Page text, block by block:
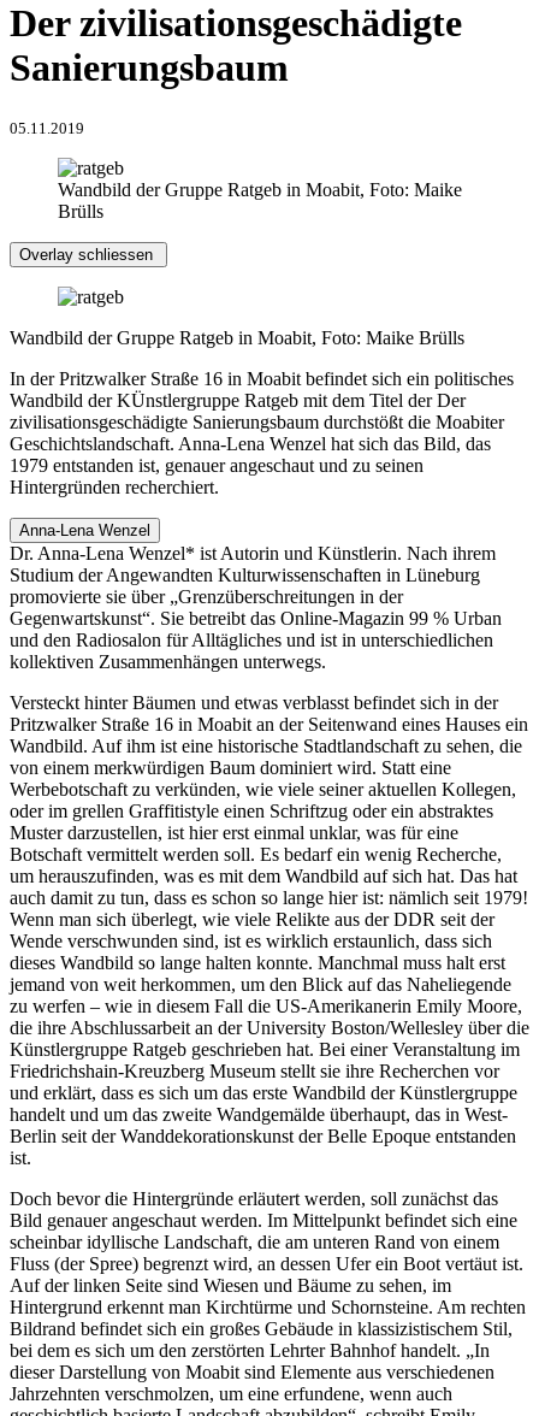
Der zivilisationsgeschädigte
Sanierungsbaum
05.11.2019
Wandbild der Gruppe Ratgeb in Moabit, Foto: Maike
Brülls
Overlay schliessen
Wandbild der Gruppe Ratgeb in Moabit, Foto: Maike Brülls
In der Pritzwalker Straße 16 in Moabit befindet sich ein politisches
Wandbild der KÜnstlergruppe Ratgeb mit dem Titel der Der
zivilisationsgeschädigte Sanierungsbaum durchstößt die Moabiter
Geschichtslandschaft. Anna-Lena Wenzel hat sich das Bild, das
1979 entstanden ist, genauer angeschaut und zu seinen
Hintergründen recherchiert.
Anna-Lena Wenzel
Dr. Anna-Lena Wenzel* ist Autorin und Künstlerin. Nach ihrem
Studium der Angewandten Kulturwissenschaften in Lüneburg
promovierte sie über „Grenzüberschreitungen in der
Gegenwartskunst“. Sie betreibt das Online-Magazin 99 % Urban
und den Radiosalon für Alltägliches und ist in unterschiedlichen
kollektiven Zusammenhängen unterwegs.
Versteckt hinter Bäumen und etwas verblasst befindet sich in der
Pritzwalker Straße 16 in Moabit an der Seitenwand eines Hauses ein
Wandbild. Auf ihm ist eine historische Stadtlandschaft zu sehen, die
von einem merkwürdigen Baum dominiert wird. Statt eine
Werbebotschaft zu verkünden, wie viele seiner aktuellen Kollegen,
oder im grellen Graffitistyle einen Schriftzug oder ein abstraktes
Muster darzustellen, ist hier erst einmal unklar, was für eine
Botschaft vermittelt werden soll. Es bedarf ein wenig Recherche,
um herauszufinden, was es mit dem Wandbild auf sich hat. Das hat
auch damit zu tun, dass es schon so lange hier ist: nämlich seit 1979!
Wenn man sich überlegt, wie viele Relikte aus der DDR seit der
Wende verschwunden sind, ist es wirklich erstaunlich, dass sich
dieses Wandbild so lange halten konnte. Manchmal muss halt erst
jemand von weit herkommen, um den Blick auf das Naheliegende
zu werfen – wie in diesem Fall die US-Amerikanerin Emily Moore,
die ihre Abschlussarbeit an der University Boston/Wellesley über die
Künstlergruppe Ratgeb geschrieben hat. Bei einer Veranstaltung im
Friedrichshain-Kreuzberg Museum stellt sie ihre Recherchen vor
und erklärt, dass es sich um das erste Wandbild der Künstlergruppe
handelt und um das zweite Wandgemälde überhaupt, das in West‐
Berlin seit der Wanddekorationskunst der Belle Epoque entstanden
ist.
Doch bevor die Hintergründe erläutert werden, soll zunächst das
Bild genauer angeschaut werden. Im Mittelpunkt befindet sich eine
scheinbar idyllische Landschaft, die am unteren Rand von einem
Fluss (der Spree) begrenzt wird, an dessen Ufer ein Boot vertäut ist.
Auf der linken Seite sind Wiesen und Bäume zu sehen, im
Hintergrund erkennt man Kirchtürme und Schornsteine. Am rechten
Bildrand befindet sich ein großes Gebäude in klassizistischem Stil,
bei dem es sich um den zerstörten Lehrter Bahnhof handelt. „In
dieser Darstellung von Moabit sind Elemente aus verschiedenen
Jahrzehnten verschmolzen, um eine erfundene, wenn auch